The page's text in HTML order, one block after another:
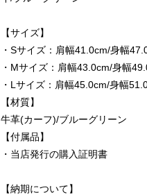
【サイズ】
・Sサイズ：肩幅41.0cm/身幅
・Mサイズ：肩幅43.0cm/身幅
・Lサイズ：肩幅45.0cm/身幅
【材質】
牛革(カーフ)/ブルーグリーン
【付属品】
・当店発行の購入証明書
【納期について】